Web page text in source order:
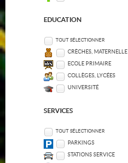
EDUCATION
TOUT SÉLECTIONNER
CRÈCHES, MATERNELLE
ECOLE PRIMAIRE
COLLÈGES, LYCÉES
UNIVERSITÉ
SERVICES
TOUT SÉLECTIONNER
PARKINGS
STATIONS SERVICE